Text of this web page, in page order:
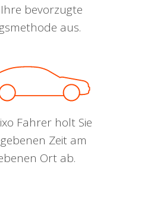
bevorzugte
aus.
Fahrer holt Sie
Zeit am
Ort ab.